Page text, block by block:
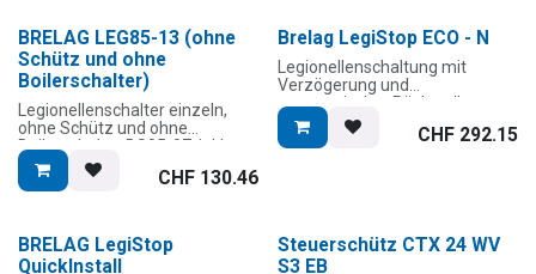
unmissverständlichen
Statusanzeige. Möglichkeit der
Ladung während der
Hochtarifszeit (HT) mit
automatischer Rückstellung
auf “Normalbetrieb” in der
Nacht und statistisch gestreute
Einschaltverzögerungen 10-
120 sec (=keine
Einschaltstromspitzen).
1x BS 85-07 Boilerschalter
1x Steuerschütz BRELAG 25A
BRELAG LEG85-13 (ohne
Schütz und ohne
Boilerschalter)
Legionellenschalter einzeln,
ohne Schütz und ohne
Boilerschalter BS85-07, inkl.
Plombierkappen
CHF 130.46
Brelag LegiStop ECO - N
Legionellenschaltung mit
Verzögerung und
automatischer Rückstellung -
Steuerung ab Wärmepumpe.
1x Steuerschütz Brelag 25A
230V 3NO+1NC
CHF 292.15
BRELAG LegiStop
QuickInstall
Steuerschütz CTX 24 WV
S3 EB